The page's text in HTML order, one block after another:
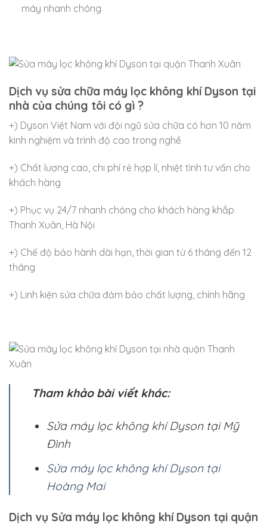
máy nhanh chóng
Dịch vụ sửa chữa máy lọc không khí Dyson tại
nhà của chúng tôi có gì ?
+) Dyson Việt Nam với đội ngũ sửa chữa có hơn 10 năm
kinh nghiệm và trình độ cao trong nghề
+) Chất lượng cao, chi phí rẻ hợp lí, nhiệt tình tư vấn cho
khách hàng
+) Phục vụ 24/7 nhanh chóng cho khách hàng khắp
Thanh Xuân, Hà Nội
+) Chế độ bảo hành dài hạn, thời gian từ 6 tháng đến 12
tháng
+) Linh kiện sửa chữa đảm bảo chất lượng, chính hãng
Tham khảo bài viết khác:
Sửa máy lọc không khí Dyson tại Mỹ
Đình
Sửa máy lọc không khí Dyson tại
Hoàng Mai
Dịch vụ Sửa máy lọc không khí Dyson tại quận